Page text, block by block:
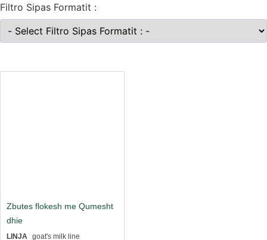
Filtro Sipas Formatit :
Zbutes flokesh me Qumesht
dhie
LINJA
goat's milk line